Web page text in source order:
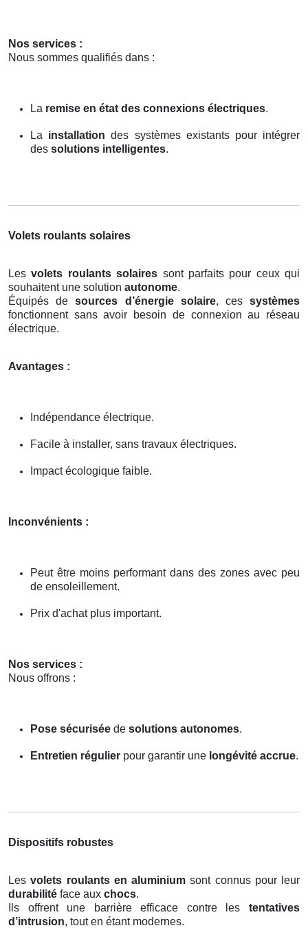
Nos services :
Nous sommes qualifiés dans :
La remise en état des connexions électriques.
La installation des systèmes existants pour intégrer
des solutions intelligentes.
Volets roulants solaires
Lesvolets roulants solaires sont parfaits pour ceux qui
souhaitent une solution autonome.
Équipés desources d’énergie solaire, cessystèmes
fonctionnent sans avoir besoin de connexion au réseau
électrique.
Avantages :
Indépendance électrique.
Facile à installer, sans travaux électriques.
Impact écologique faible.
Inconvénients :
Peut être moins performant dans des zones avec peu
de ensoleillement.
Prix d'achat plus important.
Nos services :
Nous offrons :
Pose sécurisée de solutions autonomes.
Entretien régulier pour garantir une longévité accrue.
Dispositifs robustes
Lesvolets roulants en aluminium sont connus pour leur
durabilité face aux chocs.
Ils offrent une barrière efficace contre les tentatives
d’intrusion, tout en étant modernes.